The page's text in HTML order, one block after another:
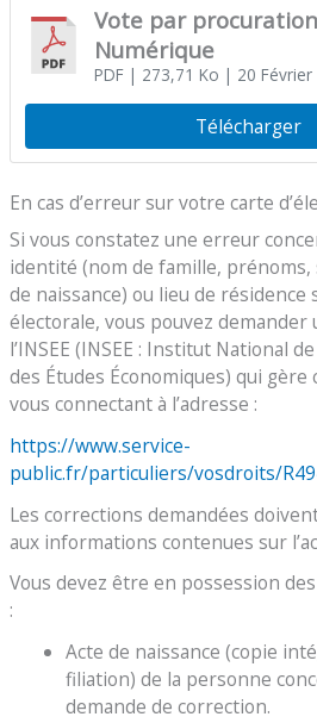
Vote par
Numérique
PDF| 273,71 Ko | 20 Février
Télécharger
En cas d’erreur sur votre carte
Si vous constatez une erreur
identité (nom de famille, prénoms,
de naissance) ou lieu de résidence
électorale, vous pouvez demander
l’INSEE (INSEE : Institut National
des Études Économiques) qui
vous connectant à l’adresse :
https://www.service-
public.fr/particuliers/vosdroits/
Les corrections demandées
aux informations contenues sur
Vous devez être en possession
:
Acte de naissance (copie
filiation) de la personne
demande de correction.